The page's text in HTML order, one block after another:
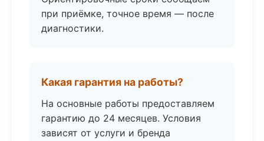
при приёмке, точное время — после
диагностики.
Какая гарантия на работы?
На основные работы предоставляем
гарантию до 24 месяцев. Условия
зависят от услуги и бренда